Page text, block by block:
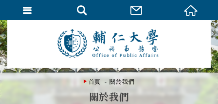
首頁 關於我們
關於我們